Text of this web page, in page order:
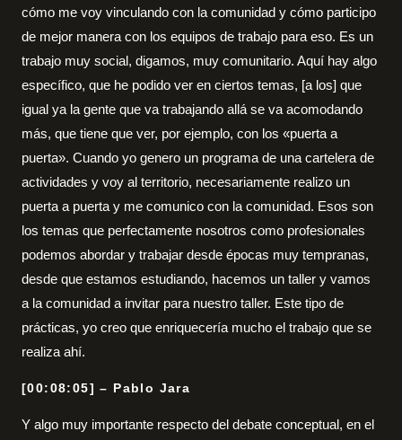
cómo me voy vinculando con la comunidad y cómo participo
de mejor manera con los equipos de trabajo para eso. Es un
trabajo muy social, digamos, muy comunitario. Aquí hay algo
específico, que he podido ver en ciertos temas, [a los] que
igual ya la gente que va trabajando allá se va acomodando
más, que tiene que ver, por ejemplo, con los «puerta a
puerta». Cuando yo genero un programa de una cartelera de
actividades y voy al territorio, necesariamente realizo un
puerta a puerta y me comunico con la comunidad. Esos son
los temas que perfectamente nosotros como profesionales
podemos abordar y trabajar desde épocas muy tempranas,
desde que estamos estudiando, hacemos un taller y vamos
a la comunidad a invitar para nuestro taller. Este tipo de
prácticas, yo creo que enriquecería mucho el trabajo que se
realiza ahí.
[00:08:05] – Pablo Jara
Y algo muy importante respecto del debate conceptual, en el